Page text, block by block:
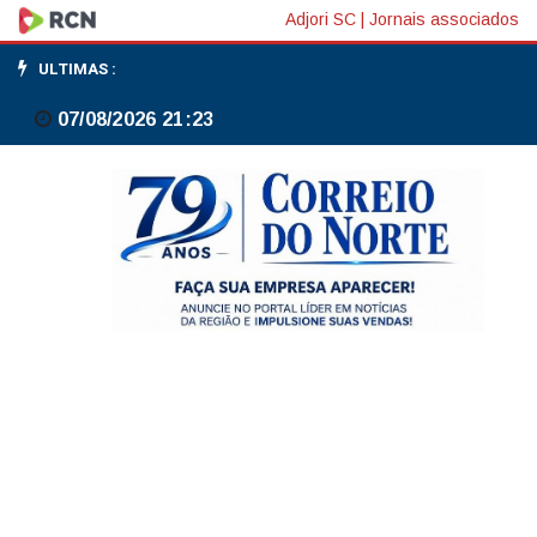
Durigan
diz
que
Fazenda
Adjori SC Jornais associados
ULTIMAS :
07/08/2026 21:23